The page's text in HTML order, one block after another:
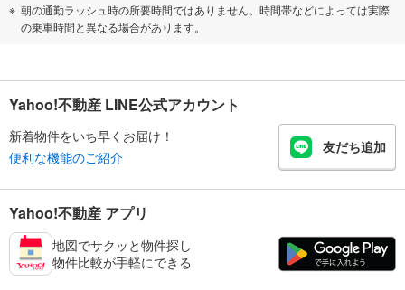
朝の通勤ラッシュ時の所要時間ではありません。時間帯などによっては実際
の乗車時間と異なる場合があります。
Yahoo!不動産 LINE公式アカウント
新着物件をいち早くお届け！
便利な機能のご紹介
友だち追加
Yahoo!不動産 アプリ
地図でサクッと物件探し
物件比較が手軽にできる